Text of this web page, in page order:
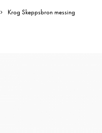
Krog Skeppsbron messing